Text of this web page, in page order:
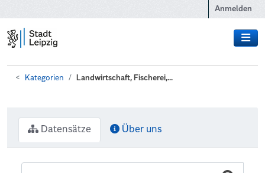
Anmelden
Kategorien Landwirtschaft, Fischerei,...
Datensätze Über uns